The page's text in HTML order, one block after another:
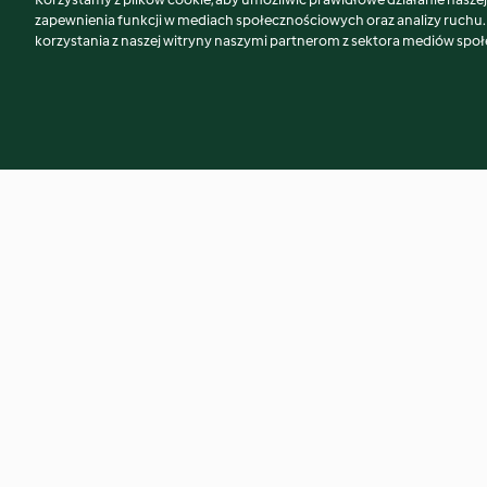
Może spodoba Ci się również...
zapewnienia funkcji w mediach społecznościowych oraz analizy
korzystania z naszej witryny naszymi partnerom z sektora mediów